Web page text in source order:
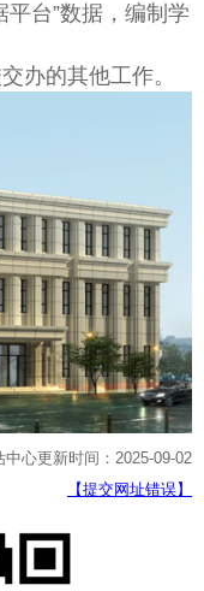
台”数据，编制学
的其他工作。
心更新时间：2025-09-02
【提交网址错误】